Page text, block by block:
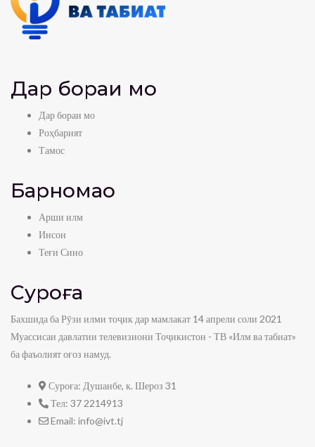
Дар бораи мо
Дар бораи мо
Роҳбарият
Тамос
Барномаҳо
Арши илм
Инсон
Теғи Сино
Суроға
Бахшида ба Рӯзи илми тоҷик дар мамлакат 14 апрели соли 2021
Муассисаи давлатии телевизиони Тоҷикистон - ТВ «Илм ва табиат»
ба фаъолият оғоз намуд.
Суроға: Душанбе, к. Шероз 31
Тел: 37 2214913
Email: info@ivt.tj